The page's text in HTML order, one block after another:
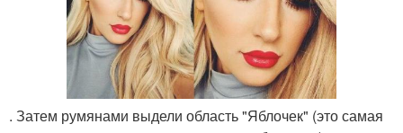
. Затем румянами выдели область "Яблочек" (это самая